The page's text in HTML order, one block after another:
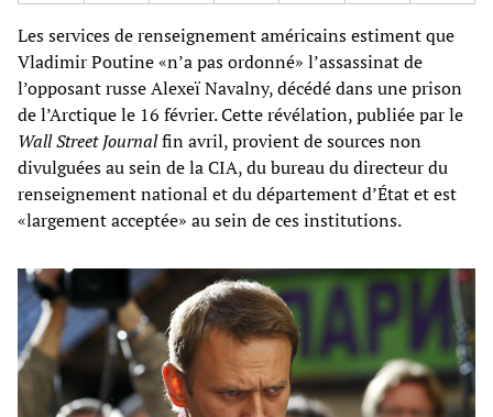
Les services de renseignement américains estiment que
Vladimir Poutine «n’a pas ordonné» l’assassinat de
l’opposant russe Alexeï Navalny, décédé dans une prison
de l’Arctique le 16 février. Cette révélation, publiée par le
Wall Street Journalfin avril, provient de sources non
divulguées au sein de la CIA, du bureau du directeur du
renseignement national et du département d’État et est
«largement acceptée» au sein de ces institutions.